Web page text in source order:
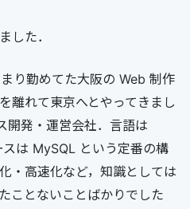
した．
り勤めてた大阪の Web 制作
離れて東京へとやってきまし
開発・運営会社．言語は
は MySQL という定番の構
・高速化など，知識としては
ことないことばかりでした